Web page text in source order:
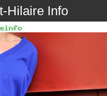
Hilaire Info